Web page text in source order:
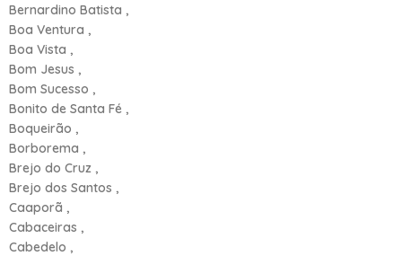
Bernardino Batista ,
Boa Ventura ,
Boa Vista ,
Bom Jesus ,
Bom Sucesso ,
Bonito de Santa Fé ,
Boqueirão ,
Borborema ,
Brejo do Cruz ,
Brejo dos Santos ,
Caaporã ,
Cabaceiras ,
Cabedelo ,